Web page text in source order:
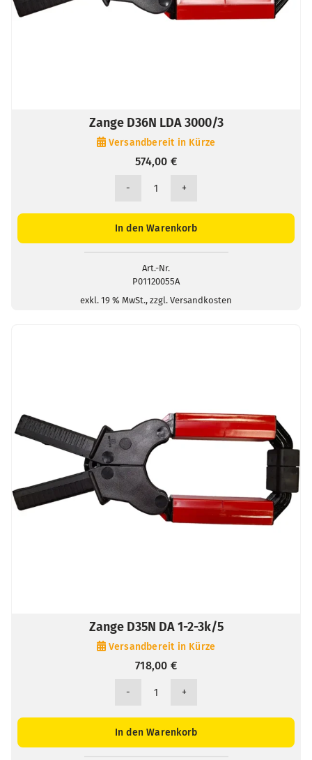
Zange D36N LDA 3000/3
Versandbereit in Kürze
574,00 €
Zange
LDA
In den Warenkorb
Art.-Nr.
P01120055A
exkl. 19 % MwSt., zzgl. Versandkosten
Zange D35N DA 1-2-3k/5
Versandbereit in Kürze
718,00 €
Zange
DA
In den Warenkorb